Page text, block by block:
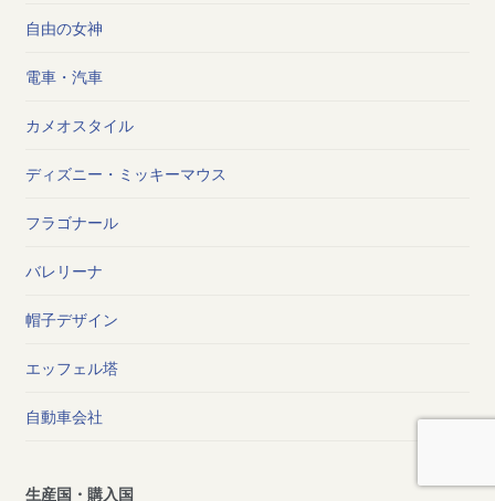
自由の女神
電車・汽車
カメオスタイル
ディズニー・ミッキーマウス
フラゴナール
バレリーナ
帽子デザイン
エッフェル塔
自動車会社
生産国・購入国